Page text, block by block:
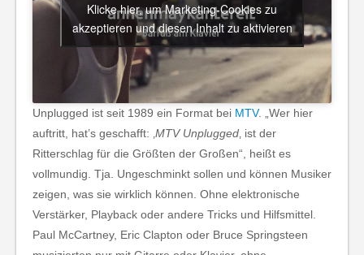
Klicke hier, um Marketing-Cookies zu
akzeptieren und diesen Inhalt zu aktivieren
Unplugged ist seit 1989 ein Format bei MTV. „Wer hier
auftritt, hat’s geschafft: ‚ MTV Unplugged ‚ ist der
Ritterschlag für die Größten der Großen“, heißt es
vollmundig. Tja. Ungeschminkt sollen und können Musiker
zeigen, was sie wirklich können. Ohne elektronische
Verstärker, Playback oder andere Tricks und Hilfsmittel.
Paul McCartney, Eric Clapton oder Bruce Springsteen